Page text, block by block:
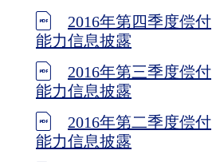
2016年第四季度偿付
能力信息披露
2016年第三季度偿付
能力信息披露
2016年第二季度偿付
能力信息披露